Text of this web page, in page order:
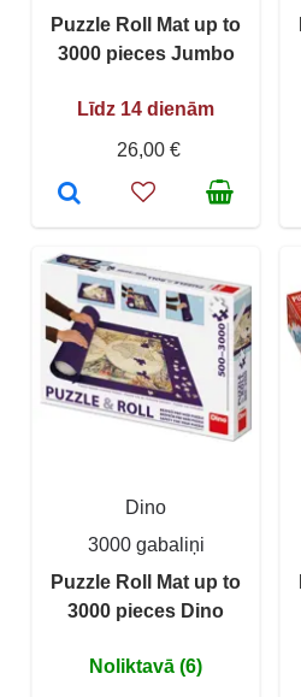
Puzzle Roll Mat up to
3000 pieces Jumbo
Līdz 14 dienām
26,00 €
Dino
3000 gabaliņi
Puzzle Roll Mat up to
3000 pieces Dino
Noliktavā (6)